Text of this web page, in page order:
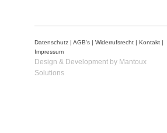
Datenschutz AGB's Widerrufsrecht Kontakt
Impressum
Design & Development by Mantoux
Solutions